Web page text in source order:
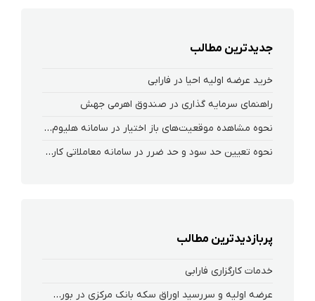
جدیدترین مطالب
خرید عرضه اولیه احیا در فارابی
راهنمای سرمایه گذاری در صندوق اهرمی جهش
نحوه‌ مشاهده‌ موقعیت‌های باز اختیار در سامانه هلیوم و نکست
نحوه تعیین حد سود و حد ضرر در سامانه معاملاتی کارگزاری فارابی
پربازدیدترین مطالب
خدمات کارگزاری فارابی
عرضه اولیه و سررسید اوراق سکه بانک مرکزی در بورس کالا